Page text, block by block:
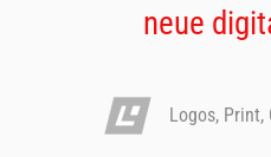
neue
Logos, Print,